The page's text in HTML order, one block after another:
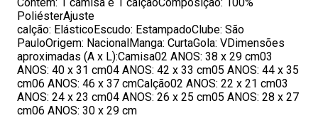
PoliésterAjuste
calção: ElásticoEscudo: EstampadoClube: São
PauloOrigem: NacionalManga: CurtaGola: VDimensões
aproximadas (A x L):Camisa02 ANOS: 38 x 29 cm03
ANOS: 40 x 31 cm04 ANOS: 42 x 33 cm05 ANOS: 44 x 35
cm06 ANOS: 46 x 37 cmCalção02 ANOS: 22 x 21 cm03
ANOS: 24 x 23 cm04 ANOS: 26 x 25 cm05 ANOS: 28 x 27
cm06 ANOS: 30 x 29 cm